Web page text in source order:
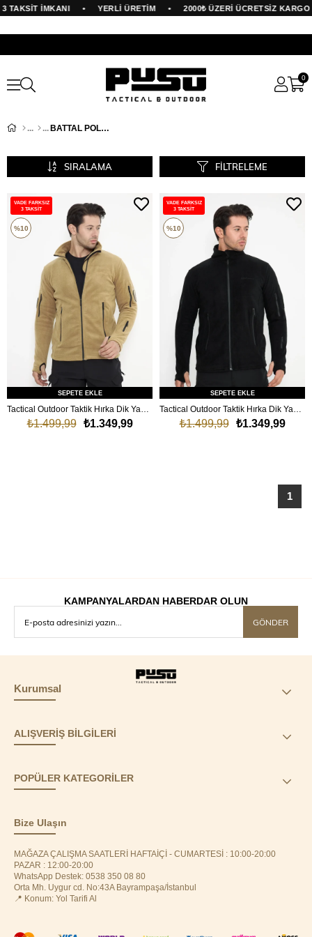
TAKSİT İMKANI YERLİ ÜRETİM 2000₺ ÜZERİ ÜCRETSİZ KARGO
0
BATTAL POLAR
FILTRELEME
SIRALAMA
SEPETE EKLE
₺1.349,99
₺1.499,99
VADE FARKSIZ
3 TAKSİT
%10
SEPETE EKLE
₺1.349,99
₺1.499,99
VADE FARKSIZ
3 TAKSİT
%10
1
KAMPANYALARDAN HABERDAR OLUN
GÖNDER
Kurumsal
ALIŞVERİŞ BİLGİLERİ
POPÜLER KATEGORİLER
Bize Ulaşın
MAĞAZA ÇALIŞMA SAATLERİ HAFTAİÇİ - CUMARTESİ : 10:00-20:00
PAZAR : 12:00-20:00
WhatsApp Destek: 0538 350 08 80
Orta Mh. Uygur cd. No:43A Bayrampaşa/İstanbul
📍 Konum: Yol Tarifi Al